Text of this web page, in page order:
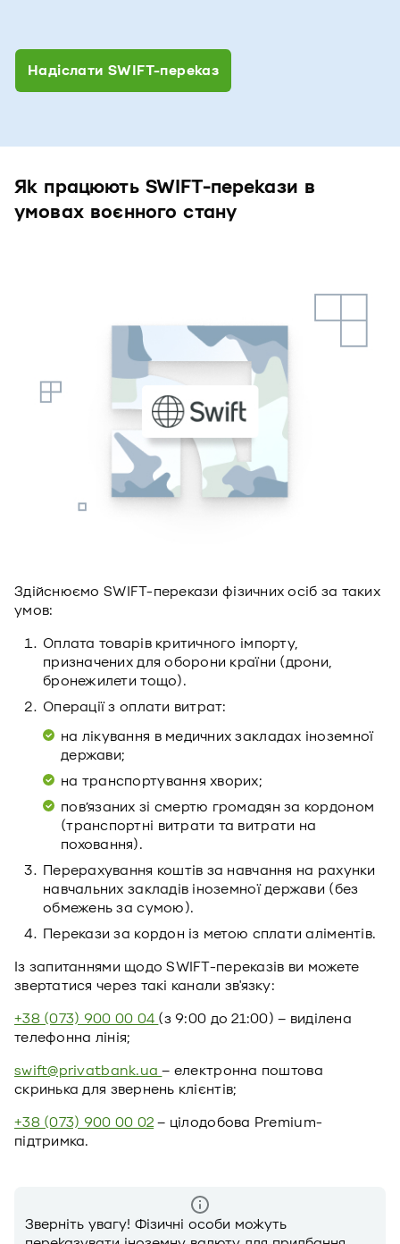
Надіслати SWIFT-переказ
Як працюють SWIFT-перекази в
умовах воєнного стану
Здійснюємо SWIFT-перекази фізичних осіб за таких
умов:
Оплата товарів критичного імпорту,
призначених для оборони країни (дрони,
бронежилети тощо).
Операції з оплати витрат:
на лікування в медичних закладах іноземної
держави;
на транспортування хворих;
пов’язаних зі смертю громадян за кордоном
(транспортні витрати та витрати на
поховання).
Перерахування коштів за навчання на рахунки
навчальних закладів іноземної держави (без
обмежень за сумою).
Перекази за кордон із метою сплати аліментів.
Із запитаннями щодо SWIFT-переказів ви можете
звертатися через такі канали зв'язку:
+38 (073) 900 00 04 (з 9:00 до 21:00) – виділена
телефонна лінія;
swift@privatbank.ua– електронна поштова
скринька для звернень клієнтів;
+38 (073) 900 00 02– цілодобова Premium-
підтримка.
Зверніть увагу! Фізичні особи можуть